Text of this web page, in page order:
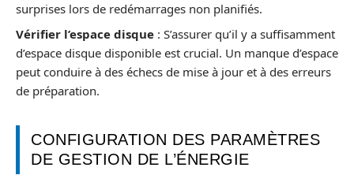
surprises lors de redémarrages non planifiés.
Vérifier l’espace disque : S’assurer qu’il y a suffisamment
d’espace disque disponible est crucial. Un manque d’espace
peut conduire à des échecs de mise à jour et à des erreurs
de préparation.
CONFIGURATION DES PARAMÈTRES
DE GESTION DE L’ÉNERGIE